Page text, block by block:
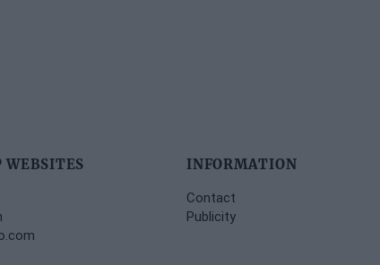
WEBSITES
INFORMATION
Contact
Publicity